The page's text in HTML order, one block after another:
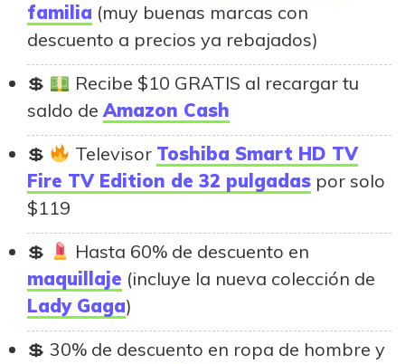
familia (muy buenas marcas con
descuento a precios ya rebajados)
Recibe $10 GRATIS al recargar tu
saldo deAmazon Cash
Televisor Toshiba Smart HD TV
Fire TV Edition de 32 pulgadas por solo
$119
Hasta 60% de descuento en
maquillaje (incluye la nueva colección de
Lady Gaga)
30% de descuento en ropa de hombre y